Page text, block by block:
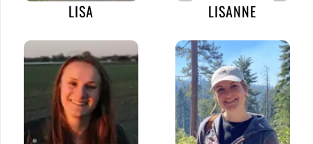
LISA LISANNE